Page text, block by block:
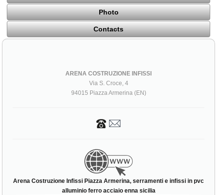
Photo
Contacts
ARENA COSTRUZIONE INFISSI
Via S. Croce, 4
94015 Piazza Armerina (EN)
Arena Costruzione Infissi Piazza Armerina, serramenti e infissi in pvc
alluminio ferro acciaio enna sicilia